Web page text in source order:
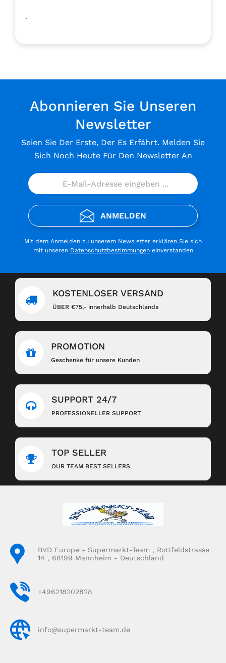
.
Abonnieren Sie Unseren
Newsletter
Seien Sie Der Erste, Der Es Erfährt. Melden Sie
Sich Noch Heute Für Den Newsletter An
ANMELDEN
Mit dem Anmelden zu unserem Newsletter erklären Sie sich
mit unseren Datenschutzbestimmungeneinverstanden
KOSTENLOSER VERSAND
ÜBER €75,- innerhalb Deutschlands
PROMOTION
Geschenke für unsere Kunden
SUPPORT 24/7
PROFESSIONELLER SUPPORT
TOP SELLER
OUR TEAM BEST SELLERS
BVD Europe - Supermarkt-Team , Rottfeldstrasse
14 , 68199 Mannheim - Deutschland
+496218202828
info@supermarkt-team.de